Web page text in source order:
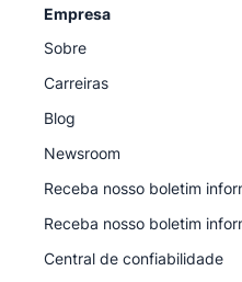
Empresa
Sobre
Carreiras
Blog
Newsroom
Receba nosso boletim
Receba nosso boletim
Central de confiabilidade